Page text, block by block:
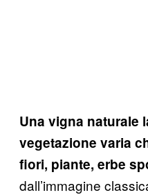
Una vigna naturale
vegetazione varia
fiori, piante, erbe
dall’immagine